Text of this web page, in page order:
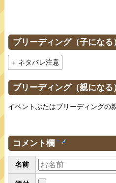
ブリーディング（子になる）
ネタバレ注意
ブリーディング（親になる）
イベントぶたはブリーディングの
コメント欄 †
名前